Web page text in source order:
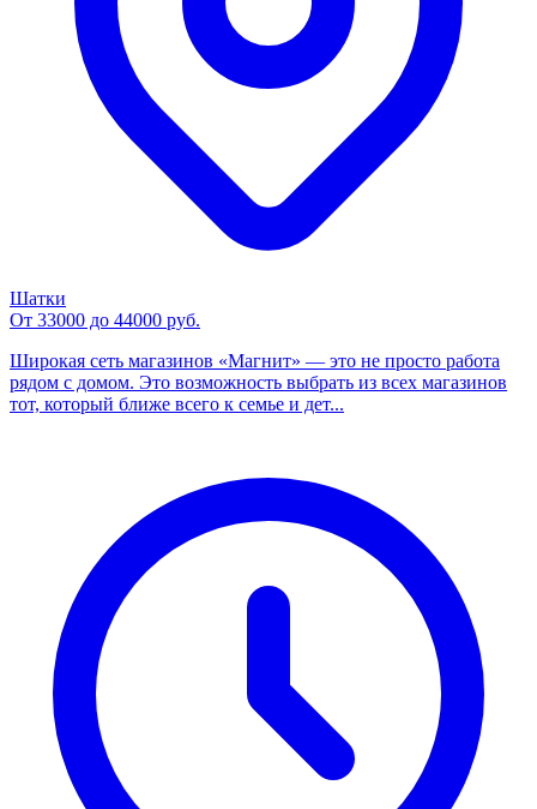
Шатки
От 33000 до 44000 руб.
Широкая сеть магазинов «Магнит» — это не просто работа
рядом с домом. Это возможность выбрать из всех магазинов
тот, который ближе всего к семье и дет...